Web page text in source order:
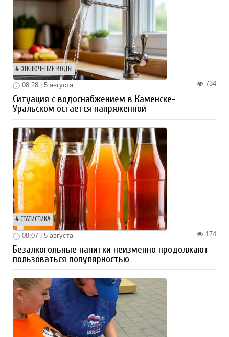
ОТКЛЮЧЕНИЕ ВОДЫ
734
08:28 | 5 августа
Ситуация с водоснабжением в Каменске-
Уральском остается напряженной
СТАТИСТИКА
174
08:07 | 5 августа
Безалкогольные напитки неизменно продолжают
пользоваться популярностью